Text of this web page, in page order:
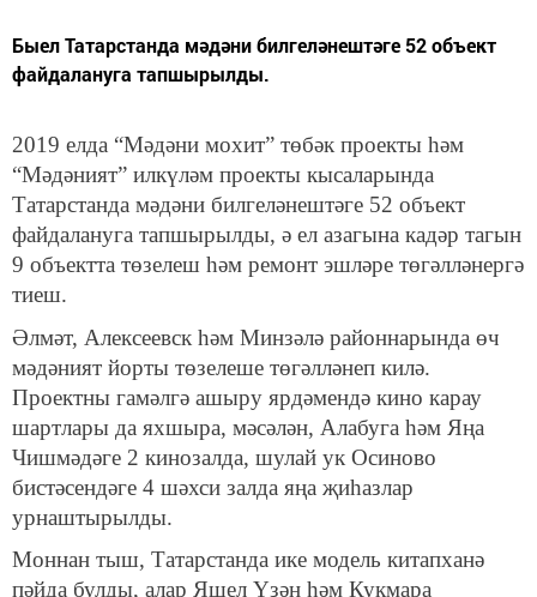
Быел Татарстанда мәдәни билгеләнештәге 52 объект
файдалануга тапшырылды.
2019 елда “Мәдәни мохит” төбәк проекты һәм
“Мәдәният” илкүләм проекты кысаларында
Татарстанда мәдәни билгеләнештәге 52 объект
файдалануга тапшырылды, ә ел азагына кадәр тагын
9 объектта төзелеш һәм ремонт эшләре төгәлләнергә
тиеш.
Әлмәт, Алексеевск һәм Минзәлә районнарында өч
мәдәният йорты төзелеше төгәлләнеп килә.
Проектны гамәлгә ашыру ярдәмендә кино карау
шартлары да яхшыра, мәсәлән, Алабуга һәм Яңа
Чишмәдәге 2 кинозалда, шулай ук Осиново
бистәсендәге 4 шәхси залда яңа җиһазлар
урнаштырылды.
Моннан тыш, Татарстанда ике модель китапханә
пәйда булды, алар Яшел Үзән һәм Кукмара